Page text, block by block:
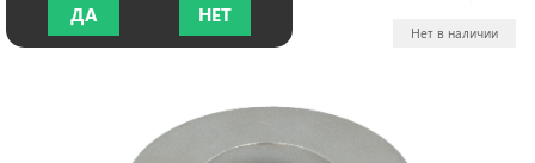
ДА НЕТ
Нет в наличии